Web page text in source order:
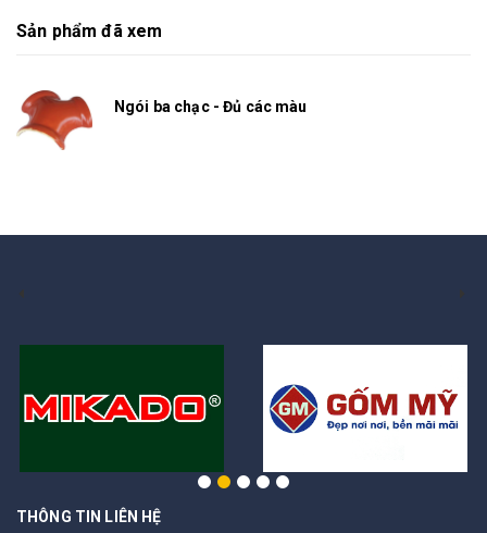
Sản phẩm đã xem
Ngói ba chạc - Đủ các màu
THÔNG TIN LIÊN HỆ